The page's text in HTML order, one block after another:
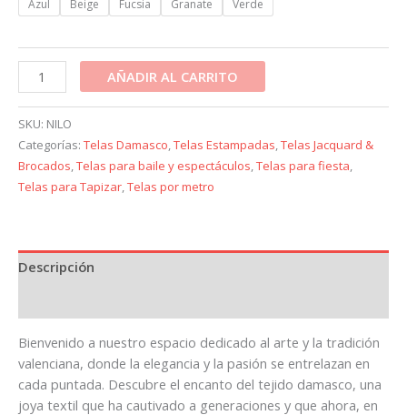
Azul Beige Fucsia Granate Verde
AÑADIR AL CARRITO
SKU: NILO
Categorías: Telas Damasco Telas Estampadas Telas Jacquard &
Brocados Telas para baile y espectáculos Telas para fiesta
Telas para Tapizar Telas por metro
Descripción
Bienvenido a nuestro espacio dedicado al arte y la tradición
valenciana, donde la elegancia y la pasión se entrelazan en
cada puntada. Descubre el encanto del tejido damasco, una
joya textil que ha cautivado a generaciones y que ahora, en